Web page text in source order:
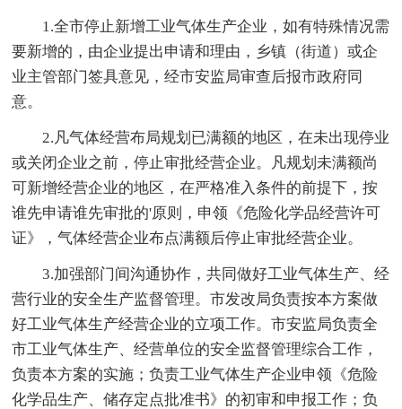
1.全市停止新增工业气体生产企业，如有特殊情况需
要新增的，由企业提出申请和理由，乡镇（街道）或企
业主管部门签具意见，经市安监局审查后报市政府同
意。
2.凡气体经营布局规划已满额的地区，在未出现停业
或关闭企业之前，停止审批经营企业。凡规划未满额尚
可新增经营企业的地区，在严格准入条件的前提下，按
谁先申请谁先审批的'原则，申领《危险化学品经营许可
证》，气体经营企业布点满额后停止审批经营企业。
3.加强部门间沟通协作，共同做好工业气体生产、经
营行业的安全生产监督管理。市发改局负责按本方案做
好工业气体生产经营企业的立项工作。市安监局负责全
市工业气体生产、经营单位的安全监督管理综合工作，
负责本方案的实施；负责工业气体生产企业申领《危险
化学品生产、储存定点批准书》的初审和申报工作；负